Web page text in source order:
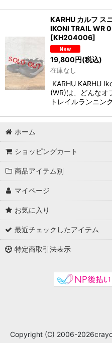
KARHU カルフ ス
IKONI TRAIL WR
[KH204006]
19,800円(税込)
在庫なし
KARHU KARHU
(WR)は、どんなオ
トレイルランニン
ホーム
ショッピングカート
商品アイテム別
マイページ
お気に入り
最近チェックしたアイテム
特定商取引法表示
Copyright (C) 2006-